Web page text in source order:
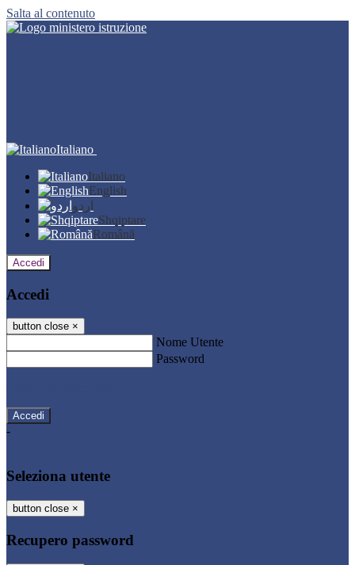
Salta al contenuto
Italiano
Italiano
English
اردو
Shqiptare
Română
Accedi
Accedi
button close ×
Nome Utente
Password
-
Seleziona utente
button close ×
Recupero password